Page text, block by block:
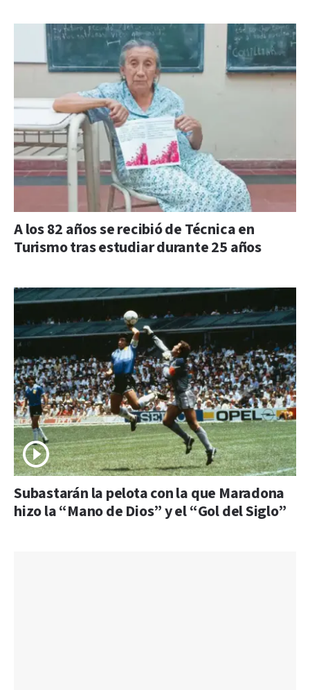
A los 82 años se recibió de Técnica en
Turismo tras estudiar durante 25 años
Subastarán la pelota con la que Maradona
hizo la “Mano de Dios” y el “Gol del Siglo”